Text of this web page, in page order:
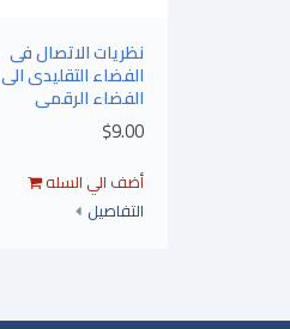
نظريات الاتصال فى
الفضاء التقليدى الى
الفضاء الرقمى
$9.00
التفاصيل